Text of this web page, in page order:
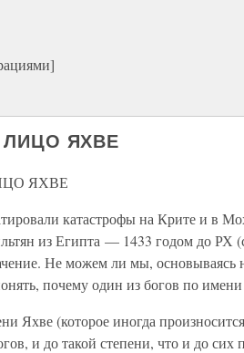
ЯХВЕ
ЯХВЕ
катастрофы на Крите и в
из Египта — 1433 годом до РХ
Не можем ли мы, основываясь
почему один из богов по
Яхве (которое иногда
и до такой степени, что и до сих